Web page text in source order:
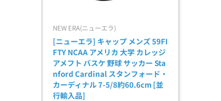
NEW ERA(ニューエラ)
[ニューエラ] キャップ メンズ 59FI
FTY NCAA アメリカ 大学 カレッジ
アメフト バスケ 野球 サッカー Sta
nford Cardinal スタンフォード・
カーディナル 7-5/8約60.6cm [並
行輸入品]